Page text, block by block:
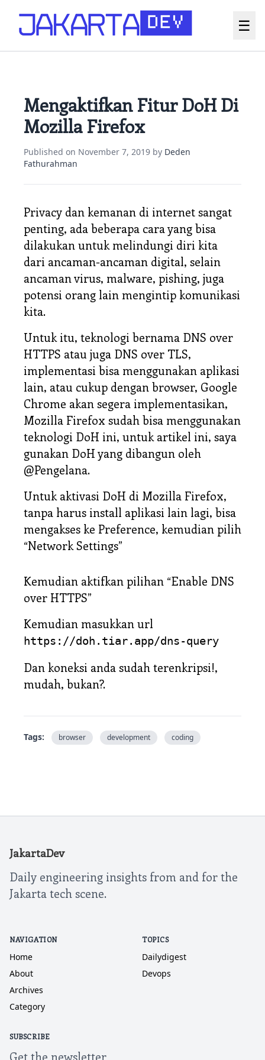
☰
Mengaktifkan Fitur DoH Di
Mozilla Firefox
Published on November 7, 2019 by Deden
Fathurahman
Privacy dan kemanan di internet sangat
penting, ada beberapa cara yang bisa
dilakukan untuk melindungi diri kita
dari ancaman-ancaman digital, selain
ancaman virus, malware, pishing, juga
potensi orang lain mengintip komunikasi
kita.
Untuk itu, teknologi bernama DNS over
HTTPS atau juga DNS over TLS,
implementasi bisa menggunakan aplikasi
lain, atau cukup dengan browser, Google
Chrome akan segera implementasikan,
Mozilla Firefox sudah bisa menggunakan
teknologi DoH ini, untuk artikel ini, saya
gunakan DoH yang dibangun oleh
@Pengelana.
Untuk aktivasi DoH di Mozilla Firefox,
tanpa harus install aplikasi lain lagi, bisa
mengakses ke Preference, kemudian pilih
“Network Settings”
Kemudian aktifkan pilihan “Enable DNS
over HTTPS”
Kemudian masukkan url
https://doh.tiar.app/dns-query
Dan koneksi anda sudah terenkripsi!,
mudah, bukan?.
Tags: browser development coding
JakartaDev
Daily engineering insights from and for the
Jakarta tech scene.
NAVIGATION
Home
About
Archives
Category
TOPICS
Dailydigest
Devops
SUBSCRIBE
Get the newsletter